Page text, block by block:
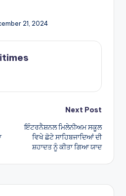
21, 2024
Next Post
ਇੰਟਰਨੈਸ਼ਨਲ ਮਿਲੇਨੀਅਮ ਸਕੂਲ
ਵਿਖੇ ਛੋਟੇ ਸਾਹਿਬਜਾਦਿਆਂ ਦੀ
ਸ਼ਹਾਦਤ ਨੂੰ ਕੀਤਾ ਗਿਆ ਯਾਦ